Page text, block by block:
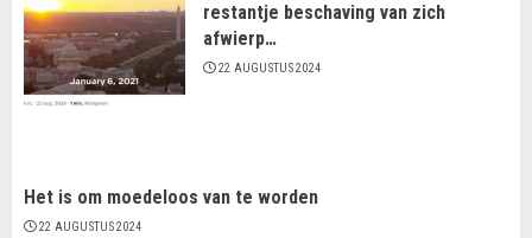
restantje beschaving van zich
afwierp…
22 AUGUSTUS 2024
Het is om moedeloos van te worden
22 AUGUSTUS 2024